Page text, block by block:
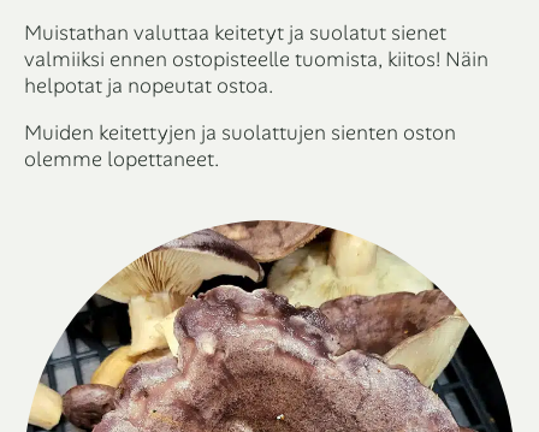
Muistathan valuttaa keitetyt ja suolatut sienet
valmiiksi ennen ostopisteelle tuomista, kiitos! Näin
helpotat ja nopeutat ostoa.
Muiden keitettyjen ja suolattujen sienten oston
olemme lopettaneet.